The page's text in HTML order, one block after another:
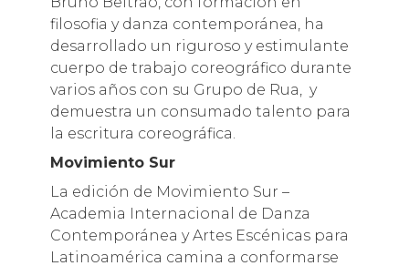
filosofia y danza contemporánea, ha
desarrollado un riguroso y estimulante
cuerpo de trabajo coreográfico durante
varios años con su Grupo de Rua, y
demuestra un consumado talento para
la escritura coreográfica.
Movimiento Sur
La edición de Movimiento Sur –
Academia Internacional de Danza
Contemporánea y Artes Escénicas para
Latinoamérica camina a conformarse